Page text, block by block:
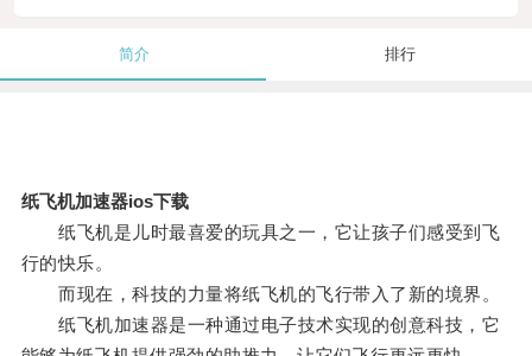
简介 排行
纸飞机加速器ios下载
纸飞机是儿时最喜爱的玩具之一，它让孩子们感受到飞
行的快乐。
而现在，科技的力量将纸飞机的飞行带入了新的境界。
纸飞机加速器是一种通过电子技术实现的创意科技，它